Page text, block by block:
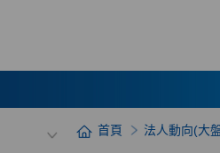
首頁 法人動向(大